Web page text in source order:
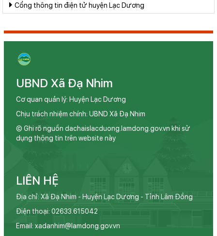
Cổng thông tin điện tử huyện Lạc Dương
UBND Xã Đạ Nhim
Cơ quan quản lý: Huyện Lạc Dương
Chịu trách nhiệm chính: UBND Xã Đạ Nhim
© Ghi rõ nguồn dachaislacduong.lamdong.gov.vn khi sử
dụng thông tin trên website này
LIÊN HỆ
Địa chỉ: Xã Đạ Nhim - Huyện Lạc Dương - Tỉnh Lâm Đồng
Điện thoại: 02633.615042
Email: xadanhim@lamdong.gov.vn